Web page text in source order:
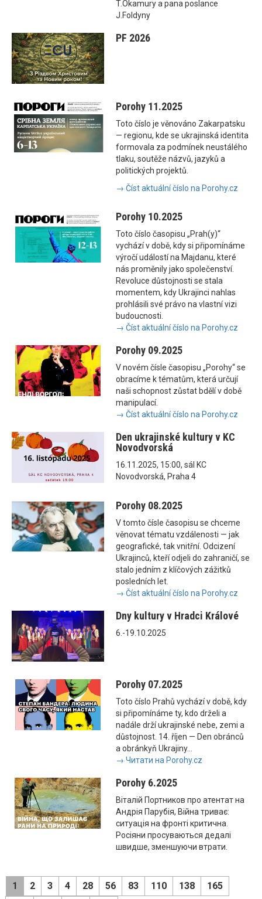
T.Okamury a pana poslance
J.Foldyny
PF 2026
Porohy 11.2025
Toto číslo je věnováno Zakarpatsku
— regionu, kde se ukrajinská identita
formovala za podmínek neustálého
tlaku, soutěže názvů, jazyků a
politických projektů.
→ Číst aktuální číslo na Porohy.cz
Porohy 10.2025
Toto číslo časopisu „Prah(y)“
vychází v době, kdy si připomínáme
výročí událostí na Majdanu, které
nás proměnily jako společenství.
Revoluce důstojnosti se stala
momentem, kdy Ukrajinci nahlas
prohlásili své právo na vlastní vizi
budoucnosti.
→ Číst aktuální číslo na Porohy.cz
Porohy 09.2025
V novém čísle časopisu „Porohy“ se
obracíme k tématům, která určují
naši schopnost zůstat bdělí v době
manipulací.
→ Číst aktuální číslo na Porohy.cz
Den ukrajinské kultury v KC
Novodvorská
16.11.2025, 15:00, sál KC
Novodvorská, Praha 4
Porohy 08.2025
V tomto čísle časopisu se chceme
věnovat tématu vzdálenosti — jak
geografické, tak vnitřní. Odcizení
Ukrajinců, kteří odjeli do zahraničí, se
stalo jedním z klíčových zážitků
posledních let.
→ Číst aktuální číslo na Porohy.cz
Dny kultury v Hradci Králové
6.-19.10.2025
Porohy 07.2025
Toto číslo Prahů vychází v době, kdy
si připomínáme ty, kdo drželi a
nadále drží ukrajinské nebe, zemi a
důstojnost. 14. říjen — Den obránců
a obránkyň Ukrajiny...
→ Читати на Porohy.cz
Porohy 6.2025
Віталій Портников про атентат на
Андрія Парубія, Війна триває:
ситуація на фронті критична.
Росіяни просуваються дедалі
швидше, зменшуючи втрати.
1 2 3 4 28 56 83 110 138
165